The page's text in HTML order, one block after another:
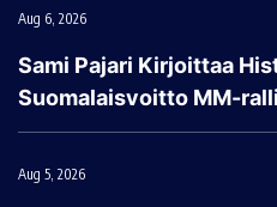
Aug 6, 2026
Sami Pajari Kirjoittaa
Suomalaisvoitto MM-
Aug 5, 2026